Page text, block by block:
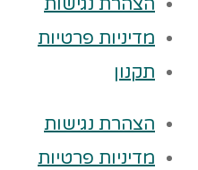
מדיניות פרטיות
תקנון
הצהרת נגישות
מדיניות פרטיות